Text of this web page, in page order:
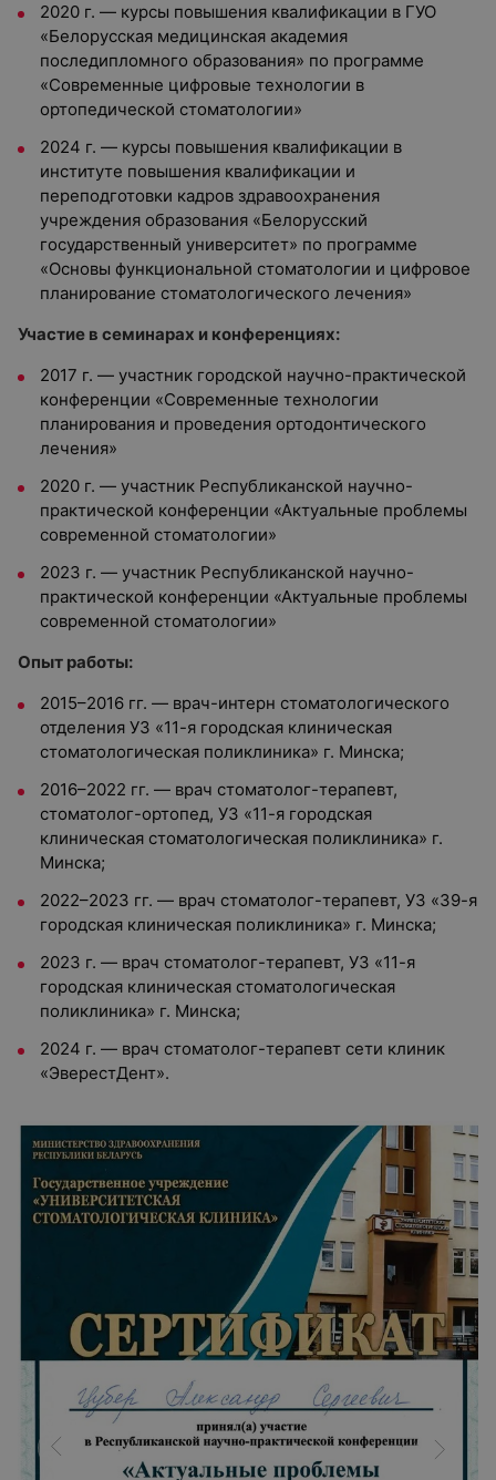
2020 г. — курсы повышения квалификации в ГУО
«Белорусская медицинская академия
последипломного образования» по программе
«Современные цифровые технологии в
ортопедической стоматологии»
2024 г. — курсы повышения квалификации в
институте повышения квалификации и
переподготовки кадров здравоохранения
учреждения образования «Белорусский
государственный университет» по программе
«Основы функциональной стоматологии и цифровое
планирование стоматологического лечения»
Участие в семинарах и конференциях:
2017 г. — участник городской научно-практической
конференции «Современные технологии
планирования и проведения ортодонтического
лечения»
2020 г. — участник Республиканской научно-
практической конференции «Актуальные проблемы
современной стоматологии»
2023 г. — участник Республиканской научно-
практической конференции «Актуальные проблемы
современной стоматологии»
Опыт работы:
2015–2016 гг. — врач-интерн стоматологического
отделения УЗ «11-я городская клиническая
стоматологическая поликлиника» г. Минска;
2016–2022 гг. — врач стоматолог-терапевт,
стоматолог-ортопед, УЗ «11-я городская
клиническая стоматологическая поликлиника» г.
Минска;
2022–2023 гг. — врач стоматолог-терапевт, УЗ «39-я
городская клиническая поликлиника» г. Минска;
2023 г. — врач стоматолог-терапевт, УЗ «11-я
городская клиническая стоматологическая
поликлиника» г. Минска;
2024 г. — врач стоматолог-терапевт сети клиник
«ЭверестДент».